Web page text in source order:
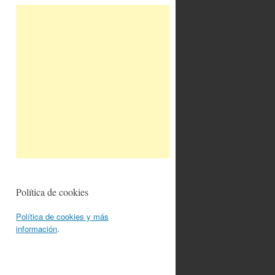
Política de cookies
Política de cookies y más
información.